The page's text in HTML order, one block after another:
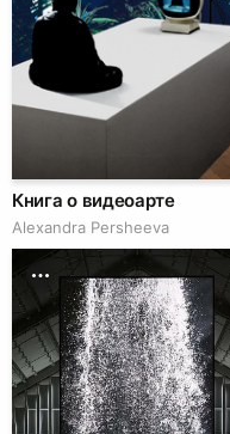
Книга о видеоарте
Alexandra Persheeva